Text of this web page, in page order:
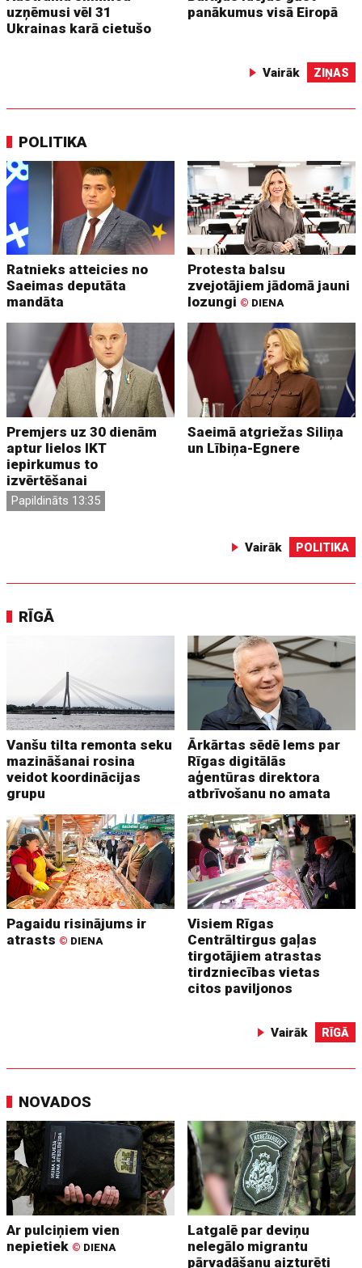
uzņēmusi vēl 31
Ukrainas karā cietušo
panākumus visā Eiropā
Vairāk ZIŅAS
POLITIKA
Ratnieks atteicies no
Saeimas deputāta
mandāta
Protesta balsu
zvejotājiem jādomā jauni
lozungi © DIENA
Premjers uz 30 dienām
aptur lielos IKT
iepirkumus to
izvērtēšanai
Papildināts 13:35
Saeimā atgriežas Siliņa
un Lībiņa-Egnere
Vairāk POLITIKA
RĪGĀ
Vanšu tilta remonta seku
mazināšanai rosina
veidot koordinācijas
grupu
Ārkārtas sēdē lems par
Rīgas digitālās
aģentūras direktora
atbrīvošanu no amata
Pagaidu risinājums ir
atrasts © DIENA
Visiem Rīgas
Centrāltirgus gaļas
tirgotājiem atrastas
tirdzniecības vietas
citos paviljonos
Vairāk RĪGĀ
NOVADOS
Ar pulciņiem vien
nepietiek © DIENA
Latgalē par deviņu
nelegālo migrantu
pārvadāšanu aizturēti